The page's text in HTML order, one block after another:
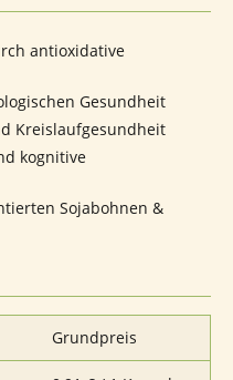
antioxidative
Gesundheit
Kreislaufgesundheit
kognitive
Sojabohnen &
Grundpreis